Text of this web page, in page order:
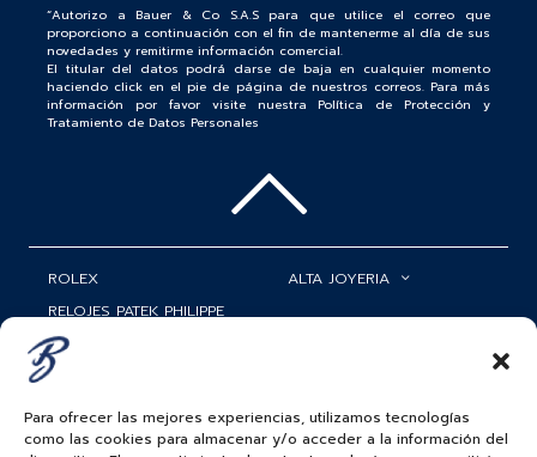
Para ofrecer las mejores experiencias, utilizamos tecnologías
como las cookies para almacenar y/o acceder a la información del
“Autorizo a Bauer & Co S.A.S para que utilice el correo que
proporciono a continuación con el fin de mantenerme al día de sus
novedades y remitirme información comercial.
El titular del datos podrá darse de baja en cualquier momento
haciendo click en el pie de página de nuestros correos. Para más
información por favor visite nuestra Política de Protección y
Tratamiento de Datos Personales
ROLEX
RELOJES PATEK PHILIPPE
RELOJERÍA
ALTA JOYERIA
MATRIMONIOS
ACCESORIOS
SERVICIOS